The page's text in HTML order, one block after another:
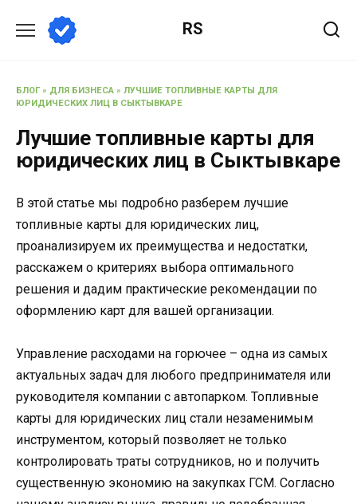
содержанию
RS
БЛОГ» ДЛЯ БИЗНЕСА » ЛУЧШИЕ ТОПЛИВНЫЕ КАРТЫ ДЛЯ
ЮРИДИЧЕСКИХ ЛИЦ В СЫКТЫВКАРЕ
Лучшие топливные карты для
юридических лиц в Сыктывкаре
В этой статье мы подробно разберем лучшие
топливные карты для юридических лиц,
проанализируем их преимущества и недостатки,
расскажем о критериях выбора оптимального
решения и дадим практические рекомендации по
оформлению карт для вашей организации.
Управление расходами на горючее – одна из самых
актуальных задач для любого предпринимателя или
руководителя компании с автопарком. Топливные
карты для юридических лиц стали незаменимым
инструментом, который позволяет не только
контролировать траты сотрудников, но и получить
существенную экономию на закупках ГСМ. Согласно